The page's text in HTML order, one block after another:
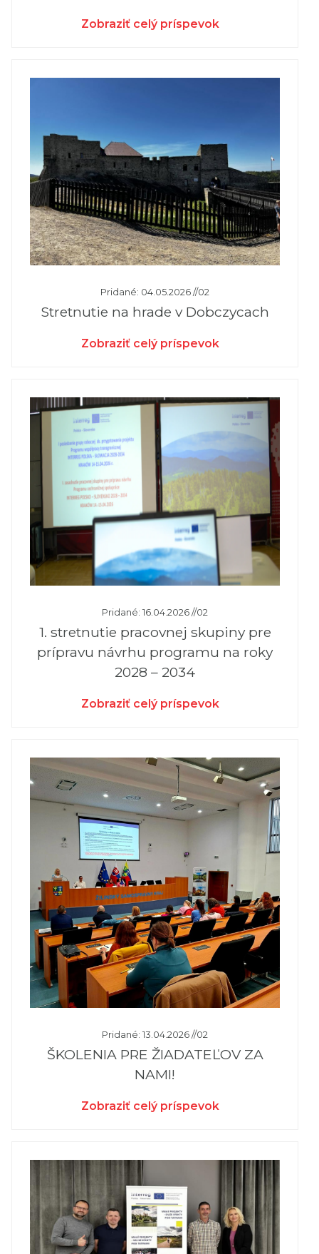
Zobraziť celý príspevok
Pridané: 04.05.2026 //02
Stretnutie na hrade v Dobczycach
Zobraziť celý príspevok
Pridané: 16.04.2026 //02
1. stretnutie pracovnej skupiny pre
prípravu návrhu programu na roky
2028 – 2034
Zobraziť celý príspevok
Pridané: 13.04.2026 //02
ŠKOLENIA PRE ŽIADATEĽOV ZA
NAMI!
Zobraziť celý príspevok